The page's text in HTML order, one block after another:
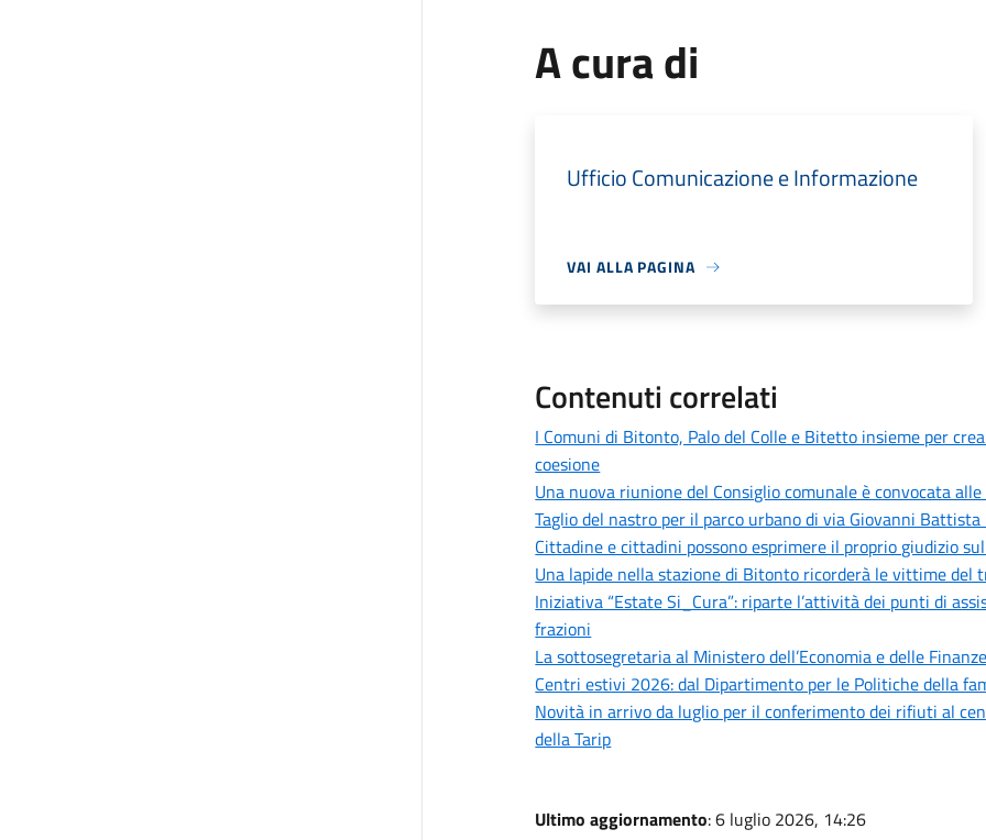
A cura di
Ufficio Comunicazione e Informazione
VAI ALLA PAGINA
Contenuti correlati
I Comuni di Bitonto, Palo del Colle e Bitetto insieme per
coesione
Una nuova riunione del Consiglio comunale è convocata
Taglio del nastro per il parco urbano di via Giovanni
Cittadine e cittadini possono esprimere il proprio giudizio
Una lapide nella stazione di Bitonto ricorderà le vittime
Iniziativa “Estate Si_Cura”: riparte l’attività dei punti di
frazioni
La sottosegretaria al Ministero dell’Economia e delle
Centri estivi 2026: dal Dipartimento per le Politiche della
Novità in arrivo da luglio per il conferimento dei rifiuti al
della Tarip
Ultimo aggiornamento: 6 luglio 2026, 14:26